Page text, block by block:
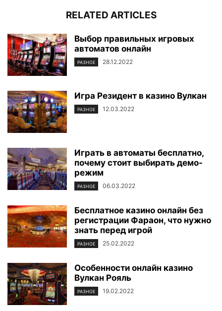
RELATED ARTICLES
Выбор правильных игровых
автоматов онлайн
РАЗНОЕ 28.12.2022
Игра Резидент в казино Вулкан
РАЗНОЕ 12.03.2022
Играть в автоматы бесплатно,
почему стоит выбирать демо-
режим
РАЗНОЕ 06.03.2022
Бесплатное казино онлайн без
регистрации Фараон, что нужно
знать перед игрой
РАЗНОЕ 25.02.2022
Особенности онлайн казино
Вулкан Рояль
РАЗНОЕ 19.02.2022